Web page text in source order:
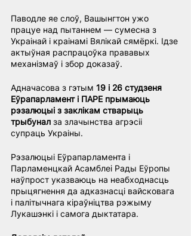
Паводле яе слоў, Вашынгтон ужо
працуе над пытаннем — сумесна з
Украінай і краінамі Вялікай сямёркі. Ідзе
актыўная распрацоўка прававых
механізмаў і збор доказаў.
Адначасова з гэтым 19 і 26 студзеня
Еўрапарламент і ПАРЕ прымаюць
рэзалюцыі з заклікам стварыць
трыбунал за злачынства агрэсіі
супраць Украіны.
Рэзалюцыі Еўрапарламента і
Парламенцкай Асамблеі Рады Еўропы
наўпрост указваюць на неабходнасць
прыцягнення да адказнасці вайсковага
і палітычнага кіраўніцтва рэжыму
Лукашэнкі і самога дыктатара.